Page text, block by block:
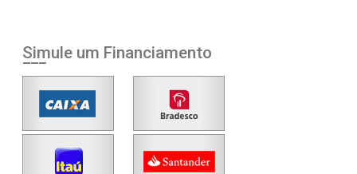
Simule um Financiamento